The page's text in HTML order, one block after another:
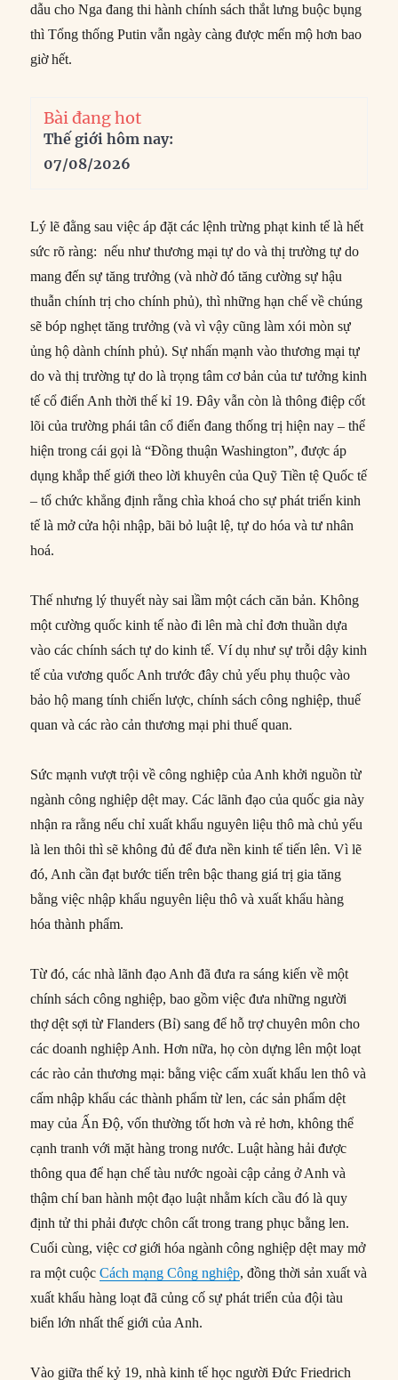
dẫu cho Nga đang thi hành chính sách thắt lưng buộc bụng
thì Tổng thống Putin vẫn ngày càng được mến mộ hơn bao
giờ hết.
Bài đang hot
Thế giới hôm nay:
07/08/2026
Lý lẽ đằng sau việc áp đặt các lệnh trừng phạt kinh tế là hết
sức rõ ràng: nếu như thương mại tự do và thị trường tự do
mang đến sự tăng trưởng (và nhờ đó tăng cường sự hậu
thuẫn chính trị cho chính phủ), thì những hạn chế về chúng
sẽ bóp nghẹt tăng trưởng (và vì vậy cũng làm xói mòn sự
ủng hộ dành chính phủ). Sự nhấn mạnh vào thương mại tự
do và thị trường tự do là trọng tâm cơ bản của tư tưởng kinh
tế cổ điển Anh thời thế kỉ 19. Đây vẫn còn là thông điệp cốt
lõi của trường phái tân cổ điển đang thống trị hiện nay – thể
hiện trong cái gọi là “Đồng thuận Washington”, được áp
dụng khắp thế giới theo lời khuyên của Quỹ Tiền tệ Quốc tế
– tổ chức khẳng định rằng chìa khoá cho sự phát triển kinh
tế là mở cửa hội nhập, bãi bỏ luật lệ, tự do hóa và tư nhân
hoá.
Thế nhưng lý thuyết này sai lầm một cách căn bản. Không
một cường quốc kinh tế nào đi lên mà chỉ đơn thuần dựa
vào các chính sách tự do kinh tế. Ví dụ như sự trỗi dậy kinh
tế của vương quốc Anh trước đây chủ yếu phụ thuộc vào
bảo hộ mang tính chiến lược, chính sách công nghiệp, thuế
quan và các rào cản thương mại phi thuế quan.
Sức mạnh vượt trội về công nghiệp của Anh khởi nguồn từ
ngành công nghiệp dệt may. Các lãnh đạo của quốc gia này
nhận ra rằng nếu chỉ xuất khẩu nguyên liệu thô mà chủ yếu
là len thôi thì sẽ không đủ để đưa nền kinh tế tiến lên. Vì lẽ
đó, Anh cần đạt bước tiến trên bậc thang giá trị gia tăng
bằng việc nhập khẩu nguyên liệu thô và xuất khẩu hàng
hóa thành phẩm.
Từ đó, các nhà lãnh đạo Anh đã đưa ra sáng kiến về một
chính sách công nghiệp, bao gồm việc đưa những người
thợ dệt sợi từ Flanders (Bỉ) sang để hỗ trợ chuyên môn cho
các doanh nghiệp Anh. Hơn nữa, họ còn dựng lên một loạt
các rào cản thương mại: bằng việc cấm xuất khẩu len thô và
cấm nhập khẩu các thành phẩm từ len, các sản phẩm dệt
may của Ấn Độ, vốn thường tốt hơn và rẻ hơn, không thể
cạnh tranh với mặt hàng trong nước. Luật hàng hải được
thông qua để hạn chế tàu nước ngoài cập cảng ở Anh và
thậm chí ban hành một đạo luật nhằm kích cầu đó là quy
định tử thi phải được chôn cất trong trang phục bằng len.
Cuối cùng, việc cơ giới hóa ngành công nghiệp dệt may mở
ra một cuộcCách mạng Công nghiệp, đồng thời sản xuất và
xuất khẩu hàng loạt đã củng cố sự phát triển của đội tàu
biển lớn nhất thế giới của Anh.
Vào giữa thế kỷ 19, nhà kinh tế học người Đức Friedrich